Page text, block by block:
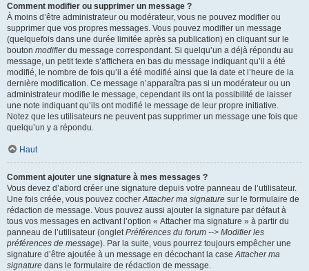
Comment modifier ou supprimer un message ?
À moins d’être administrateur ou modérateur, vous ne pouvez modifier ou
supprimer que vos propres messages. Vous pouvez modifier un message
(quelquefois dans une durée limitée après sa publication) en cliquant sur le
bouton modifierdu message correspondant. Si quelqu’un a déjà répondu au
message, un petit texte s’affichera en bas du message indiquant qu’il a été
modifié, le nombre de fois qu’il a été modifié ainsi que la date et l’heure de la
dernière modification. Ce message n’apparaîtra pas si un modérateur ou un
administrateur modifie le message, cependant ils ont la possibilité de laisser
une note indiquant qu’ils ont modifié le message de leur propre initiative.
Notez que les utilisateurs ne peuvent pas supprimer un message une fois que
quelqu’un y a répondu.
Haut
Comment ajouter une signature à mes messages ?
Vous devez d’abord créer une signature depuis votre panneau de l’utilisateur.
Une fois créée, vous pouvez cocherAttacher ma signature sur le formulaire de
rédaction de message. Vous pouvez aussi ajouter la signature par défaut à
tous vos messages en activant l’option « Attacher ma signature » à partir du
panneau de l’utilisateur (ongletPréférences du forum --> Modifier les
préférences de message). Par la suite, vous pourrez toujours empêcher une
signature d’être ajoutée à un message en décochant la caseAttacher ma
signature dans le formulaire de rédaction de message.